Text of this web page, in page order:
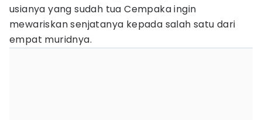
usianya yang sudah tua Cempaka ingin
mewariskan senjatanya kepada salah satu dari
empat muridnya.